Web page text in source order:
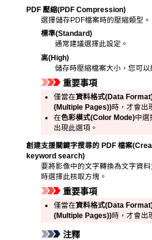
PDF 壓縮(PDF Compression)
選擇儲存PDF檔案時的壓縮類型。
標準(Standard)
通常建議選擇此設定。
高(High)
儲存時壓縮檔案大小，您可
重要事項
僅當在資料格式(Data
(Multiple Pages))時，才會出
在色彩模式(Color Mode)中選
出現此選項。
創建支援關鍵字搜尋的 PDF 檔案
keyword search)
要將影像中的文字轉換為文字資
時選擇此核取方塊。
重要事項
僅當在資料格式(Data
(Multiple Pages))時，才會出
注釋